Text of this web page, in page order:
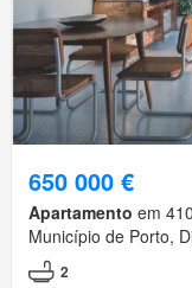
650 000 €
Apartamento em
Município de Porto,
2